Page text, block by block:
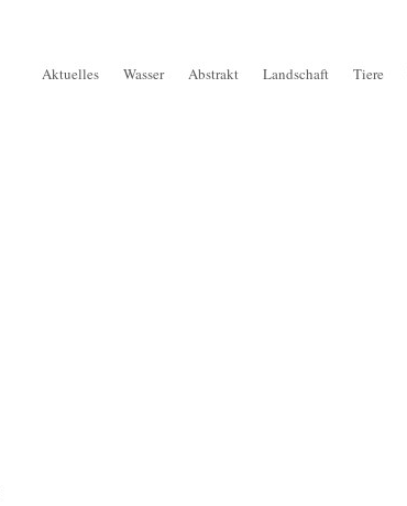
Aktuelles Wasser Abstrakt Landschaft Tiere